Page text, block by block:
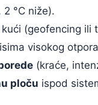
2 °C niže).
(geofencing ili
visokog
(kraće,
ploču ispod